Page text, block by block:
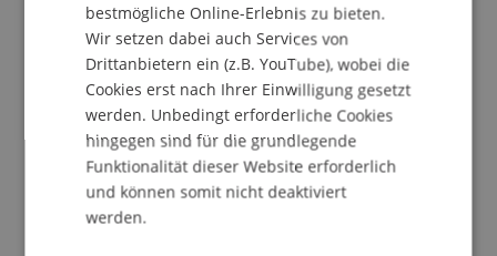
Wintersemester 2025/26
bestmögliche Online-Erlebnis zu bieten.
Wir setzen dabei auch Services von
Drittanbietern ein (z.B. YouTube), wobei die
Cookies erst nach Ihrer Einwilligung gesetzt
werden. Unbedingt erforderliche Cookies
hingegen sind für die grundlegende
Funktionalität dieser Website erforderlich
und können somit nicht deaktiviert
werden.